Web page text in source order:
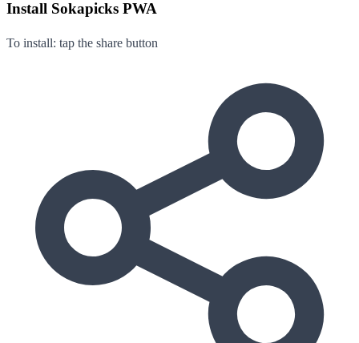
Install Sokapicks PWA
To install: tap the share button